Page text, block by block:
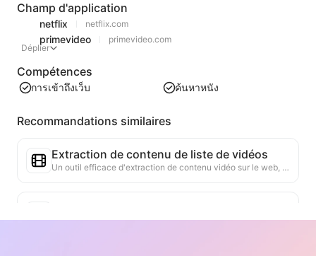
Champ d'application
netflix netflix.com
primevideo
primevideo.com
Déplier
Compétences
การเข้าถึงเว็บ ค้นหาหนัง
Recommandations similaires
Extraction de contenu de liste de vidéos
Un outil efficace d'extraction de contenu vidéo sur le web, capable de scanner rapidement les pages et d'organiser les informations vidéo dans un tableau Markdown structuré.
Analyse des données de classement de la page actuelle et génération de rapports de tendance. Identification des catégories populaires, des types de produits en forte croissance et des technologies émergentes. Fourniture d'informations instantanées sur le marché pour vous aider à comprendre les dernières tendances des produits et les évolutions du marché.